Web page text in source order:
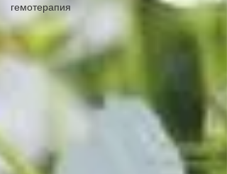
гемотерапия